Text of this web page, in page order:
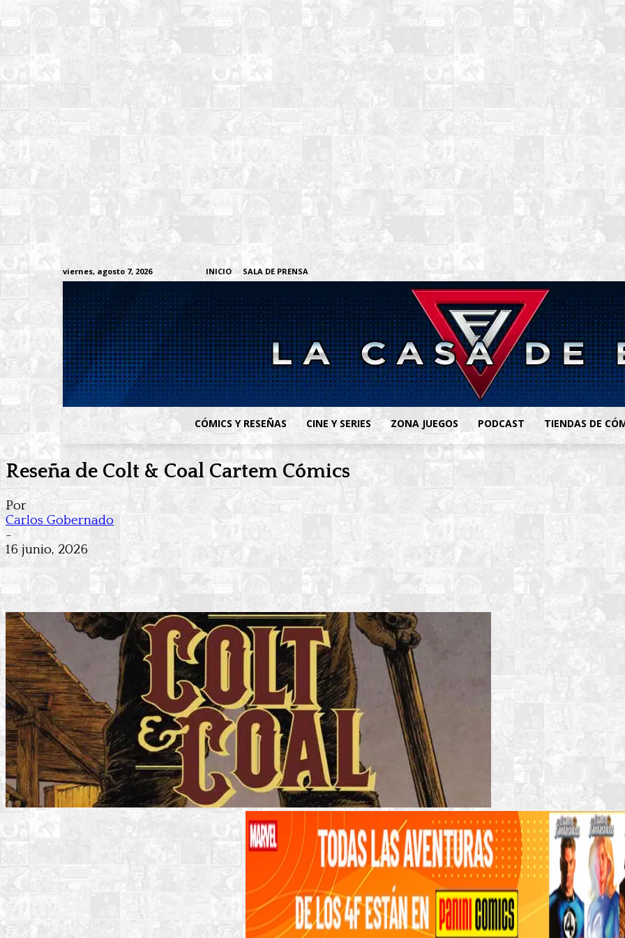
viernes, agosto 7, 2026 INICIO SALA DE PRENSA
CÓMICS Y RESEÑAS CINE Y SERIES ZONA JUEGOS PODCAST TIENDAS DE
Reseña de Colt & Coal Cartem Cómics
Por
Carlos Gobernado
-
16 junio, 2026